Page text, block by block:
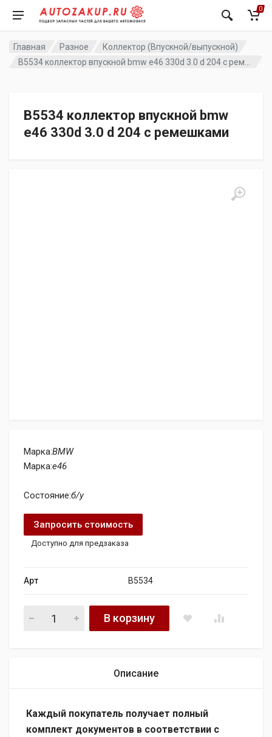
0
Главная Разное
Коллектор (Впускной/выпускной)
B5534 коллектор впускной bmw
e46 330d 3.0 d 204 с ремешками
Марка:BMW
Марка:e46
Состояние:б/у
Запросить стоимость
Доступно для предзаказа
Арт B5534
B5534 коллектор впускной bmw e46 330d 3.0 d 204 с
В корзину
Описание
Каждый покупатель получает полный
комплект документов в соответствии с